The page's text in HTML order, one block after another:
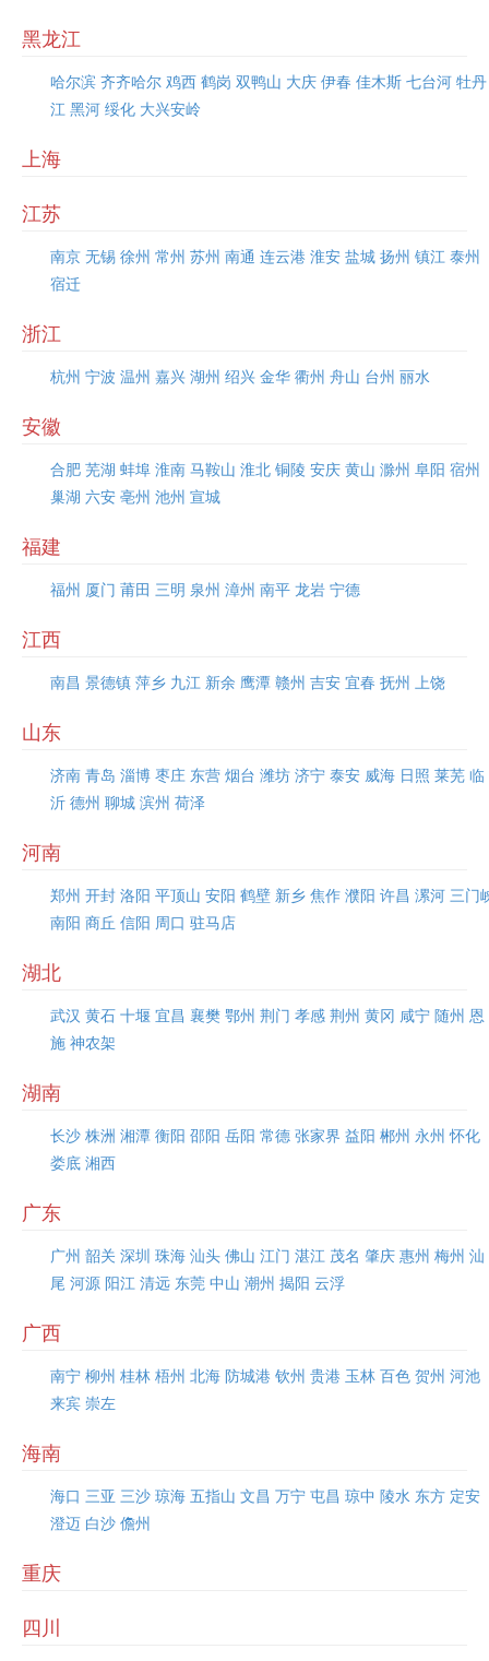
黑龙江
哈尔滨 齐齐哈尔 鸡西 鹤岗 双鸭山 大庆 伊春 佳木斯 七台河 牡丹
江 黑河 绥化 大兴安岭
上海
江苏
南京 无锡 徐州 常州 苏州 南通 连云港 淮安 盐城 扬州 镇江 泰州
宿迁
浙江
杭州 宁波 温州 嘉兴 湖州 绍兴 金华 衢州 舟山 台州 丽水
安徽
合肥 芜湖 蚌埠 淮南 马鞍山 淮北 铜陵 安庆 黄山 滁州 阜阳 宿州
巢湖 六安 亳州 池州 宣城
福建
福州 厦门 莆田 三明 泉州 漳州 南平 龙岩 宁德
江西
南昌 景德镇 萍乡 九江 新余 鹰潭 赣州 吉安 宜春 抚州 上饶
山东
济南 青岛 淄博 枣庄 东营 烟台 潍坊 济宁 泰安 威海 日照 莱芜 临
沂 德州 聊城 滨州 荷泽
河南
郑州 开封 洛阳 平顶山 安阳 鹤壁 新乡 焦作 濮阳 许昌 漯河 三门
南阳 商丘 信阳 周口 驻马店
湖北
武汉 黄石 十堰 宜昌 襄樊 鄂州 荆门 孝感 荆州 黄冈 咸宁 随州 恩
施 神农架
湖南
长沙 株洲 湘潭 衡阳 邵阳 岳阳 常德 张家界 益阳 郴州 永州 怀化
娄底 湘西
广东
广州 韶关 深圳 珠海 汕头 佛山 江门 湛江 茂名 肇庆 惠州 梅州 汕
尾 河源 阳江 清远 东莞 中山 潮州 揭阳 云浮
广西
南宁 柳州 桂林 梧州 北海 防城港 钦州 贵港 玉林 百色 贺州 河池
来宾 崇左
海南
海口 三亚 三沙 琼海 五指山 文昌 万宁 屯昌 琼中 陵水 东方 定安
澄迈 白沙 儋州
重庆
四川